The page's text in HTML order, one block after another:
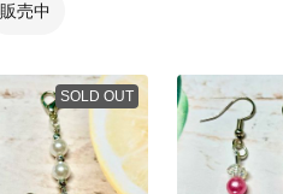
販売中
SOLD OUT